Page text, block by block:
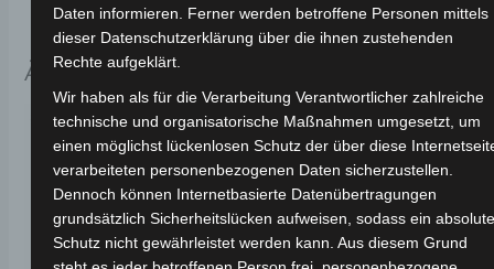
Ähnliche Produkte
Daten informieren. Ferner werden betroffene Personen mittels
dieser Datenschutzerklärung über die ihnen zustehenden
Rechte aufgeklärt.
Wir haben als für die Verarbeitung Verantwortlicher zahlreiche
technische und organisatorische Maßnahmen umgesetzt, um
einen möglichst lückenlosen Schutz der über diese
verarbeiteten personenbezogenen Daten sicherzustellen.
Dennoch können Internetbasierte Datenübertragungen
grundsätzlich Sicherheitslücken aufweisen, sodass ein
Schutz nicht gewährleistet werden kann. Aus diesem Grund